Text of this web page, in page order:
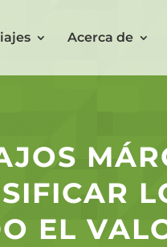
Acerca de
EL